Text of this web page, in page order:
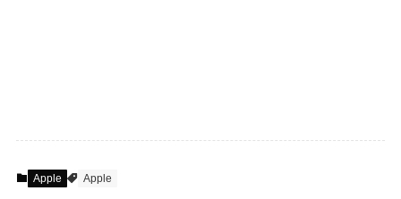
Apple Apple